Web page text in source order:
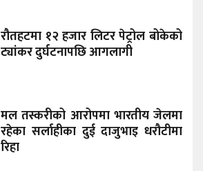
रौतहटमा १२ हजार लिटर पेट्रोल बोकेको
ट्यांकर दुर्घटनापछि आगलागी
मल तस्करीको आरोपमा भारतीय जेलमा
रहेका सर्लाहीका दुई दाजुभाइ धरौटीमा
रिहा